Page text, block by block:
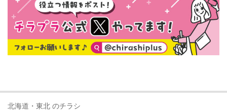
北海道・東北 のチラシ